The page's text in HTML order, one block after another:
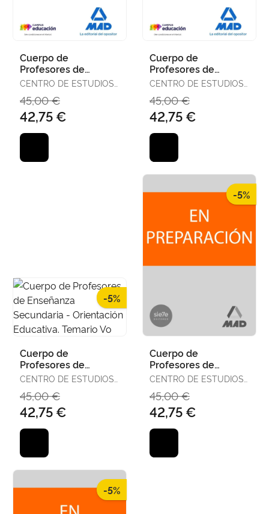
Cuerpo de
Profesores de
Enseñanza
Orientación
Educativa. Temario
Vo
CENTRO DE ESTUDIOS
45,00 €
42,75 €
Cuerpo de
Profesores de
Enseñanza
Orientación
Educativa. Temario
Vo
CENTRO DE ESTUDIOS
45,00 €
42,75 €
-5%
Cuerpo de
Profesores de
Enseñanza
Orientación
Educativa. Temario
Vo
CENTRO DE ESTUDIOS
45,00 €
42,75 €
-5%
Cuerpo de
Profesores de
Enseñanza
Orientación
Educativa. Temario
Vo
CENTRO DE ESTUDIOS
45,00 €
42,75 €
-5%